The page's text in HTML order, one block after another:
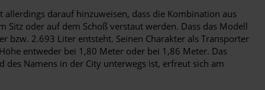
darauf hinzuweisen, dass die Kombination aus
oder auf dem Schoß verstaut werden. Dass das Modell
bzw. 2.693 Liter entsteht. Seinen Charakter als Transporter
entweder bei 1,80 Meter oder bei 1,86 Meter. Das
Namens in der City unterwegs ist, erfreut sich am